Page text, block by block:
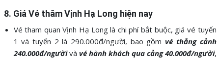
8. Giá Vé thăm Vịnh Hạ Long hiện nay
Vé tham quan Vịnh Hạ Long là chi phí bắt buộc, giá vé tuyến
1 và tuyến 2 là 290.000đ/người, bao gồmvé thắng cảnh
240.000đ/ngườivà vé hành khách qua cảng 40.000đ/người,